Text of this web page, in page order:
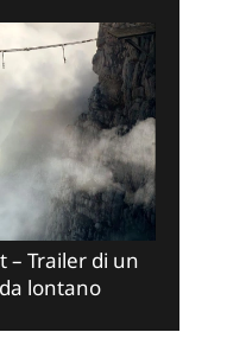
– Trailer di un
lontano